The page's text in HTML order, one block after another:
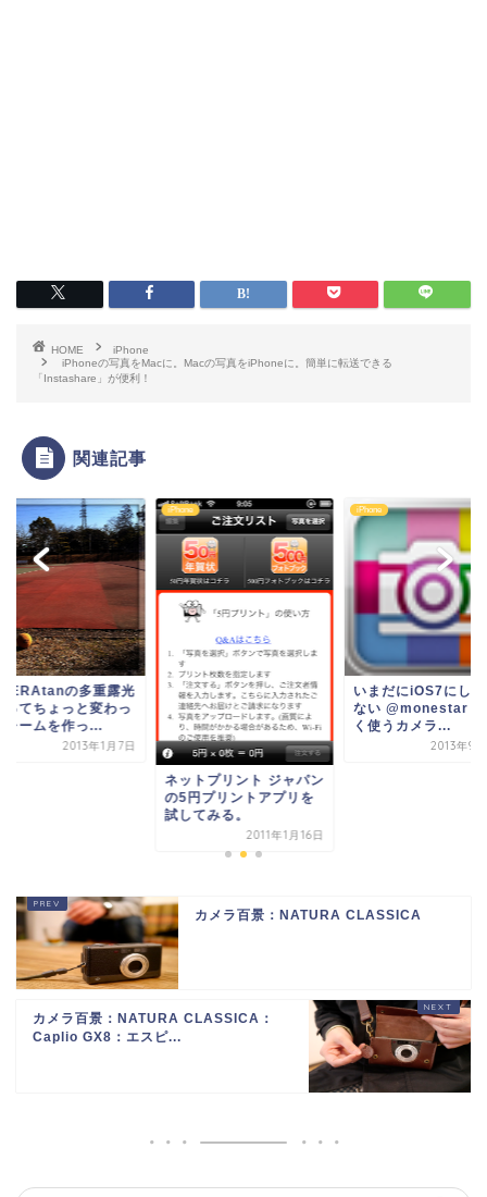
HOME
iPhone
iPhoneの写真をMacに。Macの写真をiPhoneに。簡単に転送できる
「Instashare」が便利！
関連記事
の多重露光
ってちょっと変わっ
レームを作っ...
2013年1月7日
iPhone
ネットプリント ジャパン
の5円プリントアプリを
試してみる。
2011年1月16日
iPhone
いまだにiOS7にし
ない @monestar
く使うカメラ...
2013年9
カメラ百景：NATURA CLASSICA
カメラ百景：NATURA CLASSICA：
Caplio GX8：エスピ...